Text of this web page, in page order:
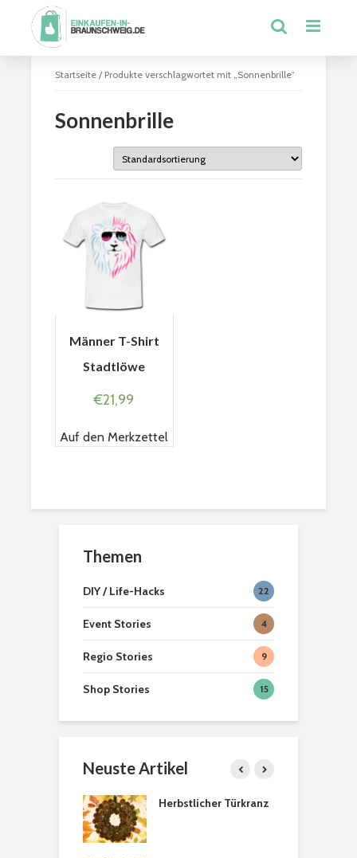
Startseite / Produkte verschlagwortet mit „Sonnenbrille“
Sonnenbrille
Männer T-Shirt
Stadtlöwe
€21,99
Auf den Merkzettel
Themen
DIY / Life-Hacks 22
Event Stories 4
Regio Stories 9
Shop Stories 15
Neuste Artikel
Herbstlicher Türkranz
Produkte
anbeißen
aus Kürbissen